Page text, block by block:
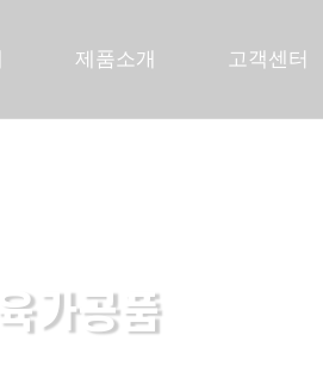
제품소개 고객센터
가공품